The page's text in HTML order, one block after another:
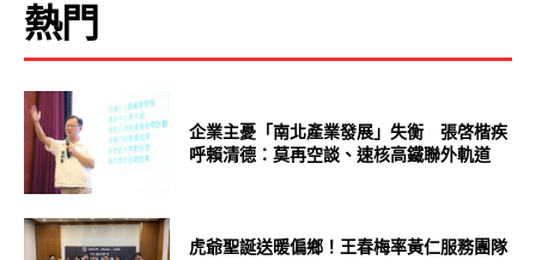
熱門
企業主憂「南北產業發展」失衡 張啓楷疾
呼賴清德：莫再空談、速核高鐵聯外軌道
虎爺聖誕送暖偏鄉！王春梅率黃仁服務團隊